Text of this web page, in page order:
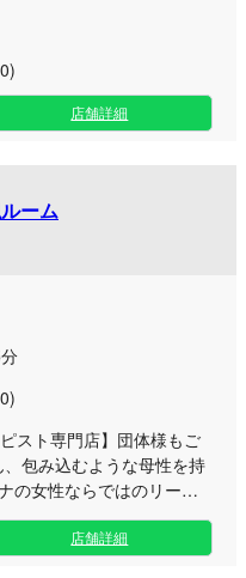
店舗詳細
ーム
スト専門店】団体様もご
包み込むような母性を持
の女性ならではのリード
』 オイルリンパマッサー
ていただけたらと思いま
くみ改善、 血行促進によ
店舗詳細